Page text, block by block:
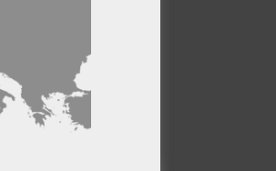
TODO